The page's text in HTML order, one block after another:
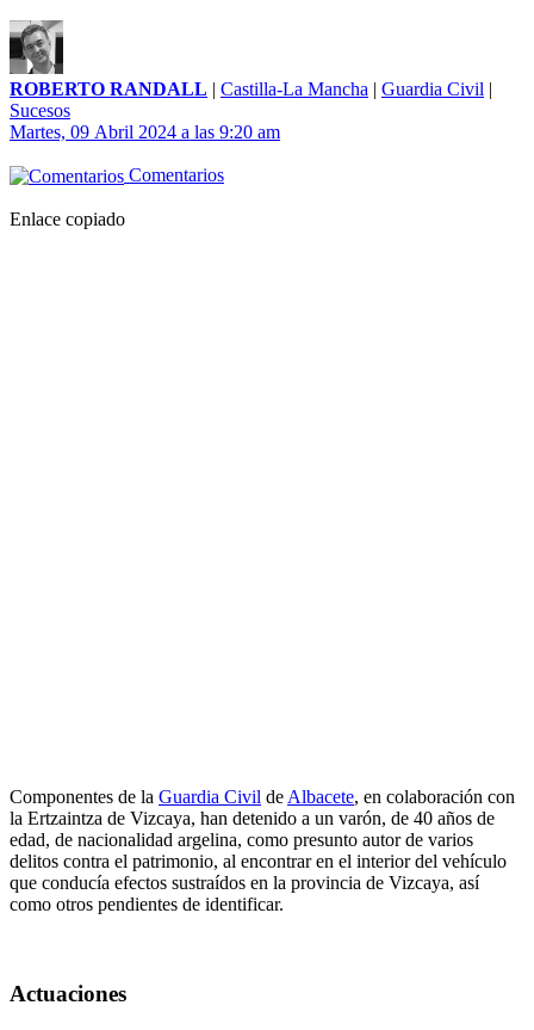
ROBERTO RANDALL | Castilla-La Mancha | Guardia Civil |
Sucesos
Martes, 09 Abril 2024 a las 9:20 am
Comentarios
Enlace copiado
Componentes de la Guardia Civil de Albacete, en colaboración con
la Ertzaintza de Vizcaya, han detenido a un varón, de 40 años de
edad, de nacionalidad argelina, como presunto autor de varios
delitos contra el patrimonio, al encontrar en el interior del vehículo
que conducía efectos sustraídos en la provincia de Vizcaya, así
como otros pendientes de identificar.
Actuaciones